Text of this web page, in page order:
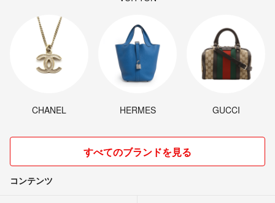
CHANEL HERMES GUCCI
すべてのブランドを見る
コンテンツ